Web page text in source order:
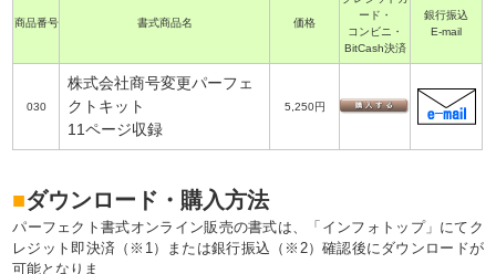
商品番号 書式商品名 価格
ード・
コンビニ・
BitCash決済
銀行振込
E-mail
030
株式会社商号変更パーフェ
クトキット
11ページ収録
5,250円
■ダウンロード・購入方法
パーフェクト書式オンライン販売の書式は、「インフォトップ」にてク
レジット即決済（※1）または銀行振込（※2）確認後にダウンロードが
可能となりま